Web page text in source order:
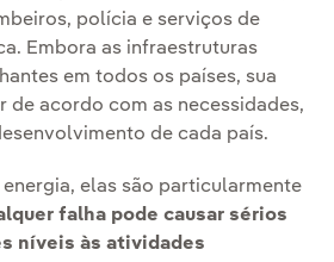
polícia e serviços de
Embora as infraestruturas
em todos os países, sua
de acordo com as necessidades,
de cada país.
elas são particularmente
falha pode causar sérios
níveis às atividades